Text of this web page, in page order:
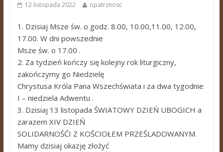
12 listopada 2022 opatrznosc
1. Dzisiaj Msze św. o godz. 8.00, 10.00,11.00, 12.00,
17.00. W dni powszednie
Msze św. o 17.00 .
2. Za tydzień kończy się kolejny rok liturgiczny,
zakończymy go Niedzielę
Chrystusa Króla Pana Wszechświata i za dwa tygodnie
I – niedziela Adwentu .
3. Dzisiaj 13 listopada ŚWIATOWY DZIEŃ UBOGICH a
zarazem XIV DZIEŃ
SOLIDARNOŚĆI Z KOŚCIOŁEM PRZEŚLADOWANYM.
Mamy dzisiaj okazję złożyć